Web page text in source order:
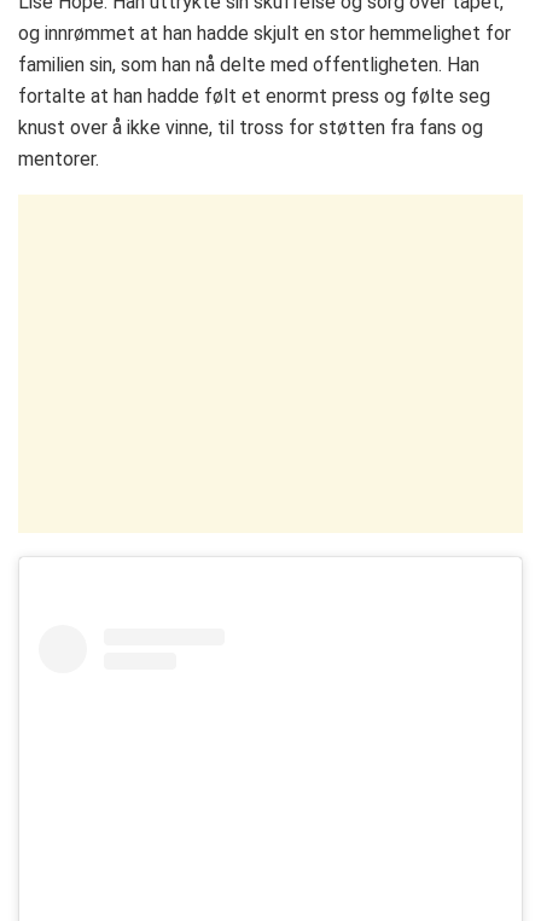
og innrømmet at han hadde skjult en stor hemmelighet for
familien sin, som han nå delte med offentligheten. Han
fortalte at han hadde følt et enormt press og følte seg
knust over å ikke vinne, til tross for støtten fra fans og
mentorer.